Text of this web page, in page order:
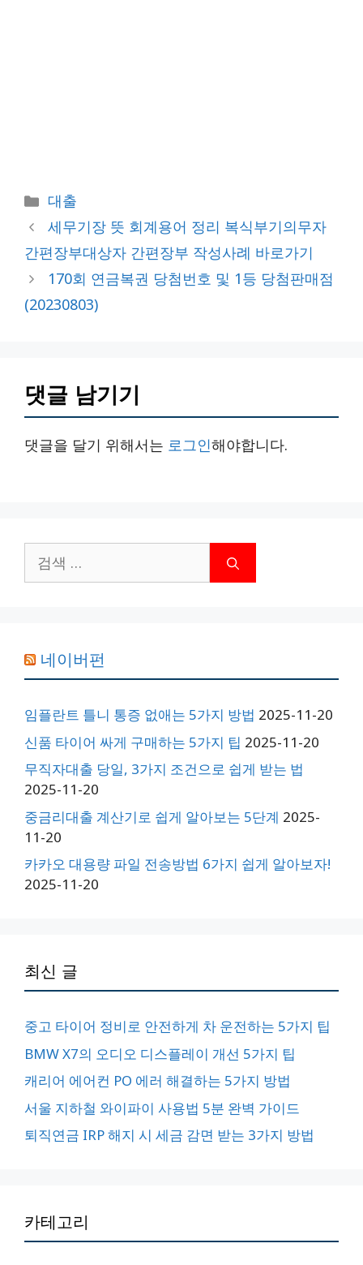
카
테
고
리
대출
세무기장 뜻 회계용어 정리 복식부기의무자
간편장부대상자 간편장부 작성사례 바로가기
170회 연금복권 당첨번호 및 1등 당첨판매점
(20230803)
댓글 남기기
댓글을 달기 위해서는 로그인해야합니다.
색:
네이버펀
임플란트 틀니 통증 없애는 5가지 방법 2025-11-20
신품 타이어 싸게 구매하는 5가지 팁 2025-11-20
무직자대출 당일, 3가지 조건으로 쉽게 받는 법
2025-11-20
중금리대출 계산기로 쉽게 알아보는 5단계 2025-
11-20
카카오 대용량 파일 전송방법 6가지 쉽게 알아보자!
2025-11-20
최신 글
중고 타이어 정비로 안전하게 차 운전하는 5가지 팁
BMW X7의 오디오 디스플레이 개선 5가지 팁
캐리어 에어컨 PO 에러 해결하는 5가지 방법
서울 지하철 와이파이 사용법 5분 완벽 가이드
퇴직연금 IRP 해지 시 세금 감면 받는 3가지 방법
카테고리